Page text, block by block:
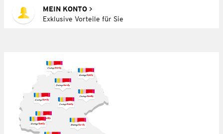
MEIN KONTO
Exklusive Vorteile für Sie